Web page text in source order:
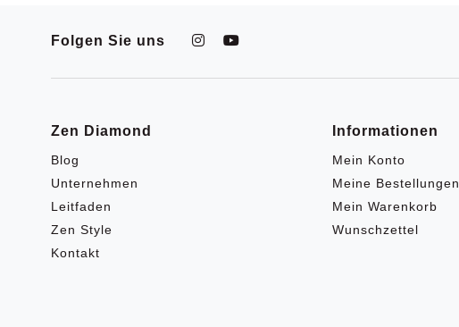
Folgen Sie uns
Zen Diamond
Blog
Unternehmen
Leitfaden
Zen Style
Kontakt
Informationen
Mein Konto
Meine Bestellungen
Mein Warenkorb
Wunschzettel